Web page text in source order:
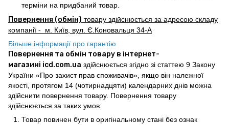
терміни на придбаний товар.
Повернення (обмін) товару здійснюється за адресою складу
компанії - м. Київ, вул. Є.Коновальця 34-А
Більше інформації про гарантію
Повернення та обмін товару в інтернет-
магазині icd.com.ua здійснюється згідно зі статтею 9 Закону
України «Про захист прав споживачів», якщо він належної
якості, протягом 14 (чотирнадцяти) календарних днів можна
здійснити повернення товару. Повернення товару
здійснюється за таких умов:
Товар повинен бути в оригінальному стані без ознак